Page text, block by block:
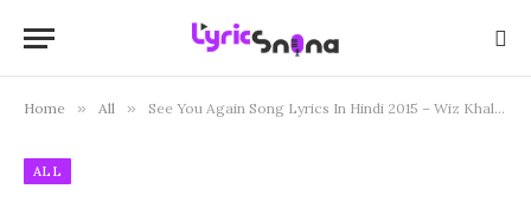
Home » All » See You Again Song Lyrics In Hindi 2015 – Wiz Khalifa | Updated 2024
ALL